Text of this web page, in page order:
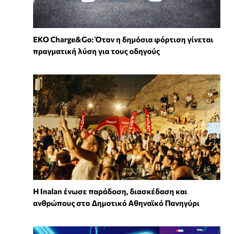
EKO Charge&Go: Όταν η δημόσια φόρτιση γίνεται
πραγματική λύση για τους οδηγούς
Η Inalan ένωσε παράδοση, διασκέδαση και
ανθρώπους στο Δημοτικό Αθηναϊκό Πανηγύρι